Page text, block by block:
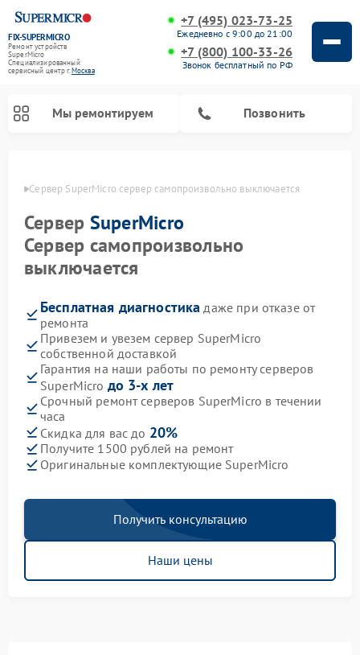
FIX-SUPERMICRO
Ремонт устройств
SuperMicro
Специализированный
cервисный центр г.Москва
+7 (495) 023-73-25
Ежедневно с 9:00 до 21:00
+7 (800) 100-33-26
Звонок бесплатный по РФ
Мы ремонтируем Позвонить
Сервер SuperMicro сервер самопроизвольно выключается
Сервер SuperMicro
Сервер самопроизвольно
выключается
Бесплатная диагностика даже при отказе от
ремонта
Привезем и увезем сервер SuperMicro
собственной доставкой
Гарантия на наши работы по ремонту серверов
SuperMicro до 3-х лет
Срочный ремонт серверов SuperMicro в течении
часа
Скидка для вас до 20%
Получите 1500 рублей на ремонт
Оригинальные комплектующие SuperMicro
Получить консультацию
Наши цены